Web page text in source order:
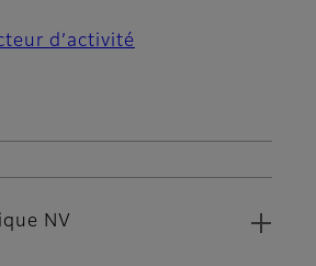
d’activité
NV